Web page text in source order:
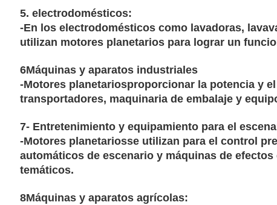
5. electrodomésticos:
-En los electrodomésticos como lavadoras,
utilizan motores planetarios para lograr un
6Máquinas y aparatos industriales
-Motores planetariosproporcionar la potencia y
transportadores, maquinaria de embalaje y
7- Entretenimiento y equipamiento para el
-Motores planetariosse utilizan para el control
automáticos de escenario y máquinas de
temáticos.
8Máquinas y aparatos agrícolas: